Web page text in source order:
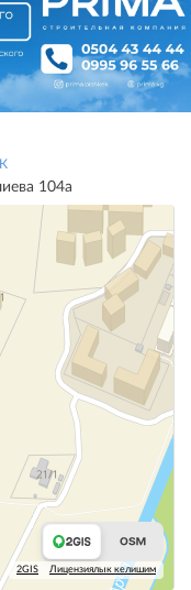
104а
2GIS Лицензиялык келишим